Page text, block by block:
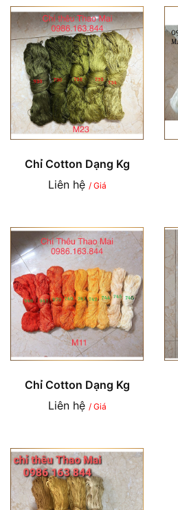
Chỉ Cotton Dạng Kg
Liên hệ / Giá
Chỉ Cotton Dạng Kg
Liên hệ / Giá